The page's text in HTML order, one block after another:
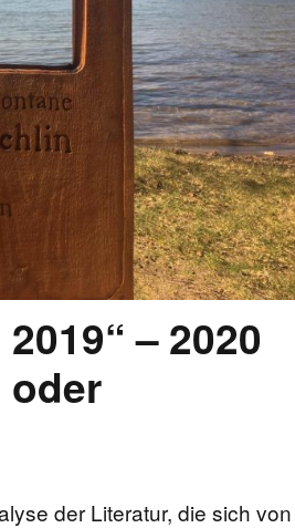
– 2020
der Literatur, die sich von